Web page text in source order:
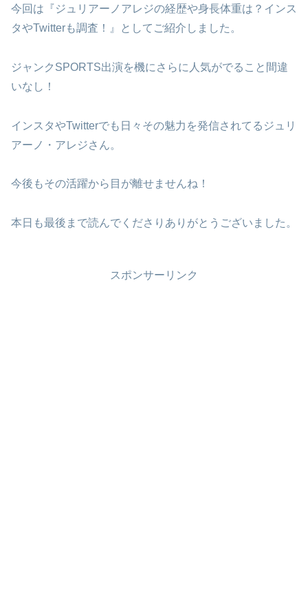
今回は『ジュリアーノアレジの経歴や身長体重は？インス
タやTwitterも調査！』としてご紹介しました。
ジャンクSPORTS出演を機にさらに人気がでること間違
いなし！
インスタやTwitterでも日々その魅力を発信されてるジュリ
アーノ・アレジさん。
今後もその活躍から目が離せませんね！
本日も最後まで読んでくださりありがとうございました。
スポンサーリンク